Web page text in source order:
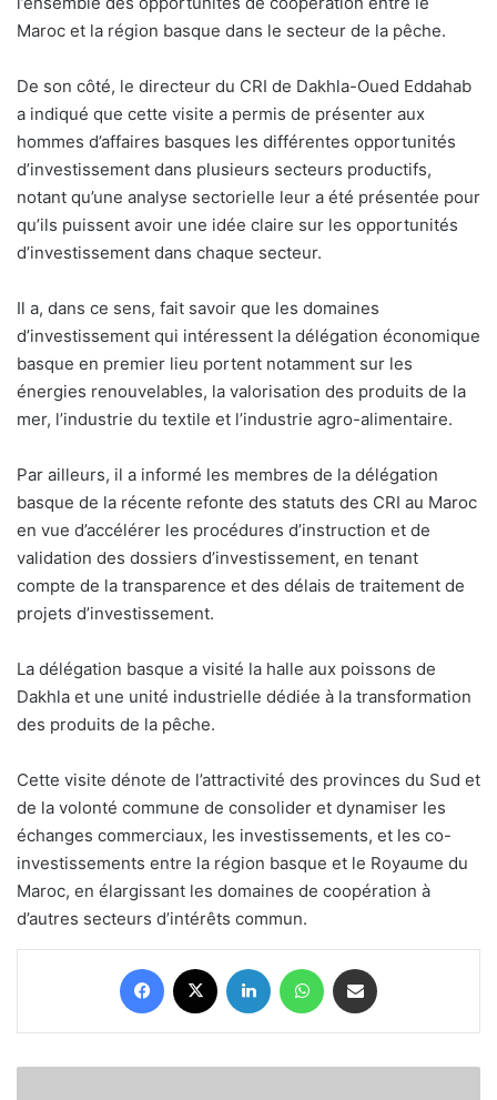
Maroc et la région basque dans le secteur de la pêche.
De son côté, le directeur du CRI de Dakhla-Oued Eddahab
a indiqué que cette visite a permis de présenter aux
hommes d’affaires basques les différentes opportunités
d’investissement dans plusieurs secteurs productifs,
notant qu’une analyse sectorielle leur a été présentée pour
qu’ils puissent avoir une idée claire sur les opportunités
d’investissement dans chaque secteur.
Il a, dans ce sens, fait savoir que les domaines
d’investissement qui intéressent la délégation économique
basque en premier lieu portent notamment sur les
énergies renouvelables, la valorisation des produits de la
mer, l’industrie du textile et l’industrie agro-alimentaire.
Par ailleurs, il a informé les membres de la délégation
basque de la récente refonte des statuts des CRI au Maroc
en vue d’accélérer les procédures d’instruction et de
validation des dossiers d’investissement, en tenant
compte de la transparence et des délais de traitement de
projets d’investissement.
La délégation basque a visité la halle aux poissons de
Dakhla et une unité industrielle dédiée à la transformation
des produits de la pêche.
Cette visite dénote de l’attractivité des provinces du Sud et
de la volonté commune de consolider et dynamiser les
échanges commerciaux, les investissements, et les co-
investissements entre la région basque et le Royaume du
Maroc, en élargissant les domaines de coopération à
d’autres secteurs d’intérêts commun.
Facebook Linkedin WhatsApp